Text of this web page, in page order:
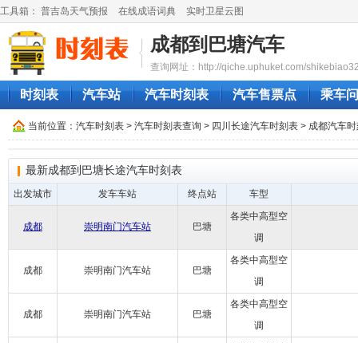
工具箱： 普吉岛天气预报 在线成语词典 实时卫星云图
成都到巴塘汽车
查询网址：http://qiche.uphuket.com/
时刻表 汽车站 汽车时刻表 汽车售票点 乘车
当前位置： 汽车时刻表 > 汽车时刻表查询 > 四川长途汽车时刻表 > 成都汽车
最新成都到巴塘长途汽车时刻表
出发城市 发车车站 终点站 车型
成都 崇明南门汽车站 巴塘
各类中高型空
调
成都 崇明南门汽车站 巴塘
各类中高型空
调
成都 崇明南门汽车站 巴塘
各类中高型空
调